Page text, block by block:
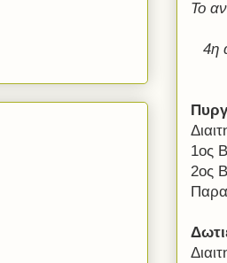
Το
4η
1ος
2ος